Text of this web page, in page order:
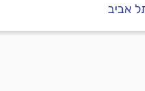
אביב